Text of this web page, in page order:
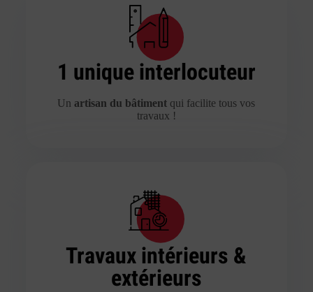
1 unique interlocuteur
Un artisan du bâtiment qui facilite tous vos
travaux !
Travaux intérieurs &
extérieurs